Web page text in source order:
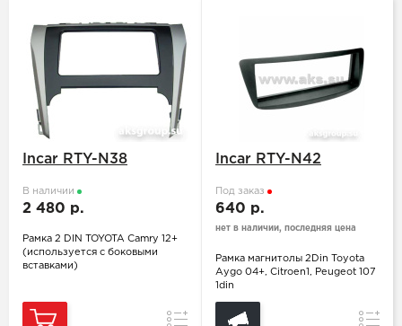
Incar RTY-N38
В наличии
2 480 р.
Рамка 2 DIN TOYOTA Camry 12+
(используется с боковыми
вставками)
Сравнение
Incar RTY-N42
Под заказ
640 р.
нет в наличии, последняя цена
Рамка магнитолы 2Din Toyota
Aygo 04+, Citroen1, Peugeot 107
1din